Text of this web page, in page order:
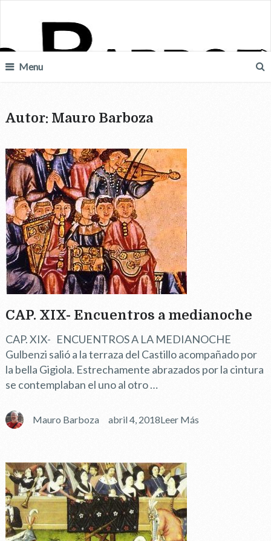
Menu
Autor: Mauro Barboza
CAP. XIX- Encuentros a medianoche
CAP. XIX- ENCUENTROS A LA MEDIANOCHE
Gulbenzi salió a la terraza del Castillo acompañado por
la bella Gigiola. Estrechamente abrazados por la cintura
se contemplaban el uno al otro …
Mauro Barboza abril 4, 2018Leer Más